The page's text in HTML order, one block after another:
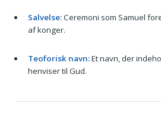
Salvelse:Ceremoni som Samuel
af konger.
Teoforisk navn:Et navn, der
henviser til Gud.